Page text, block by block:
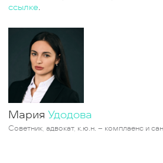
ссылке.
Мария Удодова
Советник, адвокат, к.ю.н. – комплаенс и